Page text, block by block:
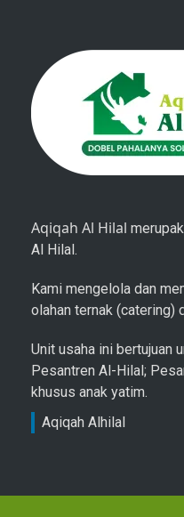
Aqiqah Al Hilal
Al Hilal.
Kami mengelola dan
olahan ternak (catering)
Unit usaha ini bertujuan
Pesantren Al-Hilal;
khusus anak yatim.
Aqiqah Alhilal